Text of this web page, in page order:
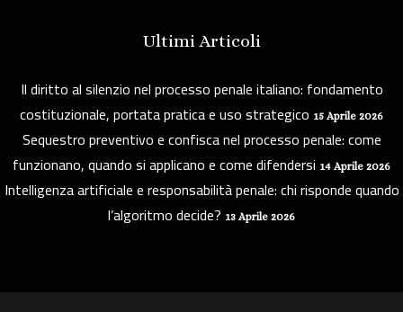
Ultimi Articoli
Il diritto al silenzio nel processo penale italiano: fondamento
costituzionale, portata pratica e uso strategico 15 Aprile 2026
Sequestro preventivo e confisca nel processo penale: come
funzionano, quando si applicano e come difendersi 14 Aprile 2026
Intelligenza artificiale e responsabilità penale: chi risponde quando
l’algoritmo decide? 13 Aprile 2026